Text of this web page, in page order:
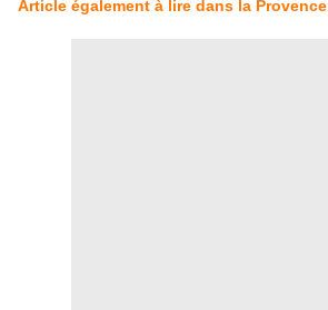
Article également à lire dans la Provence